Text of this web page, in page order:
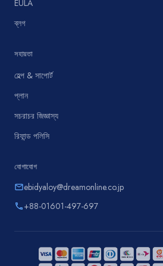
EULA
ব্লগ
সহায়তা
হেল্প & সাপোর্ট
প্লান
সচরাচর জিজ্ঞাস্য
রিফান্ড পলিসি
যোগাযোগ
emailebidyaloy@dreamonline.co.jp
phone+88-01601-497-697